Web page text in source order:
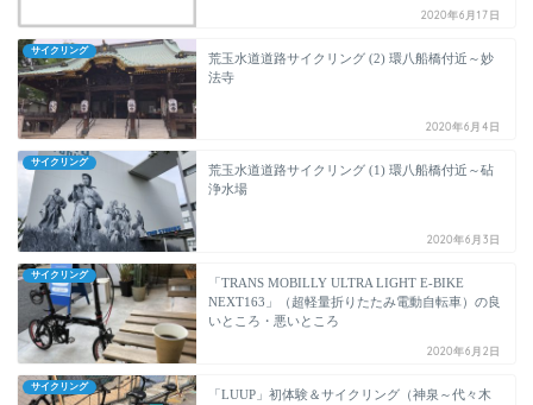
2020年6月17日
サイクリング
荒玉水道道路サイクリング (2) 環八船橋付近～妙
法寺
2020年6月4日
サイクリング
荒玉水道道路サイクリング (1) 環八船橋付近～砧
浄水場
2020年6月3日
サイクリング
「TRANS MOBILLY ULTRA LIGHT E-BIKE
NEXT163」（超軽量折りたたみ電動自転車）の良
いところ・悪いところ
2020年6月2日
サイクリング
「LUUP」初体験＆サイクリング（神泉～代々木